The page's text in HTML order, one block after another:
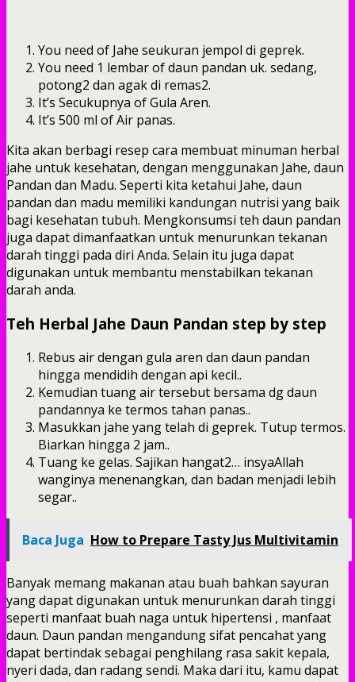
You need of Jahe seukuran jempol di geprek.
You need 1 lembar of daun pandan uk. sedang,
potong2 dan agak di remas2.
It’s Secukupnya of Gula Aren.
It’s 500 ml of Air panas.
Kita akan berbagi resep cara membuat minuman herbal
jahe untuk kesehatan, dengan menggunakan Jahe, daun
Pandan dan Madu. Seperti kita ketahui Jahe, daun
pandan dan madu memiliki kandungan nutrisi yang baik
bagi kesehatan tubuh. Mengkonsumsi teh daun pandan
juga dapat dimanfaatkan untuk menurunkan tekanan
darah tinggi pada diri Anda. Selain itu juga dapat
digunakan untuk membantu menstabilkan tekanan
darah anda.
Teh Herbal Jahe Daun Pandan step by step
Rebus air dengan gula aren dan daun pandan
hingga mendidih dengan api kecil..
Kemudian tuang air tersebut bersama dg daun
pandannya ke termos tahan panas..
Masukkan jahe yang telah di geprek. Tutup termos.
Biarkan hingga 2 jam..
Tuang ke gelas. Sajikan hangat2… insyaAllah
wanginya menenangkan, dan badan menjadi lebih
segar..
Baca Juga How to Prepare Tasty Jus Multivitamin
Banyak memang makanan atau buah bahkan sayuran
yang dapat digunakan untuk menurunkan darah tinggi
seperti manfaat buah naga untuk hipertensi , manfaat
daun. Daun pandan mengandung sifat pencahat yang
dapat bertindak sebagai penghilang rasa sakit kepala,
nyeri dada, dan radang sendi. Maka dari itu, kamu dapat